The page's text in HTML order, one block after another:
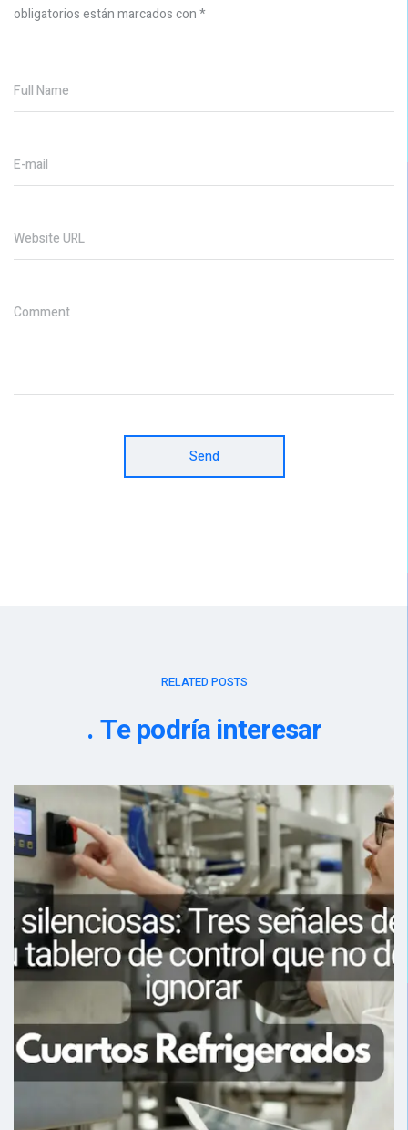
obligatorios están marcados con*
Full Name
E-mail
Website URL
Comment
Send
RELATED POSTS
Te podría interesar